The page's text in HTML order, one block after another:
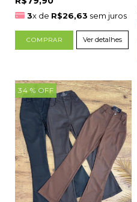
3x de R$26,63 sem juros
COMPRAR Ver detalhes
34 % OFF